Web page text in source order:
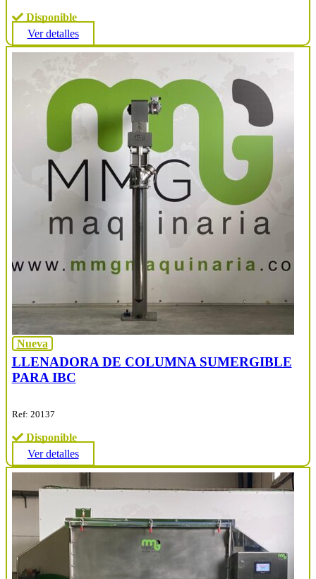
Disponible
Ver detalles
Nueva
LLENADORA DE COLUMNA SUMERGIBLE
PARA IBC
Ref: 20137
Disponible
Ver detalles